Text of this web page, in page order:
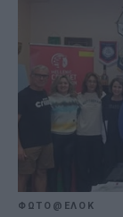
ΦΩΤΟ@ΕΛΟΚ